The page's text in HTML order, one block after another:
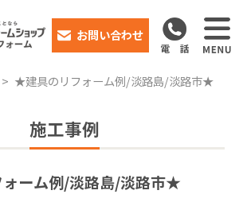
お問い合わせ
★建具のリフォーム例/淡路島/淡路市★
施工事例
ーム例/淡路島/淡路市★